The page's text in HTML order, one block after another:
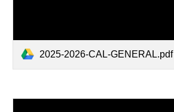
2025-2026-CAL-GENERAL.pdf